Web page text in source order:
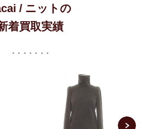
/ ニットの
着買取実績